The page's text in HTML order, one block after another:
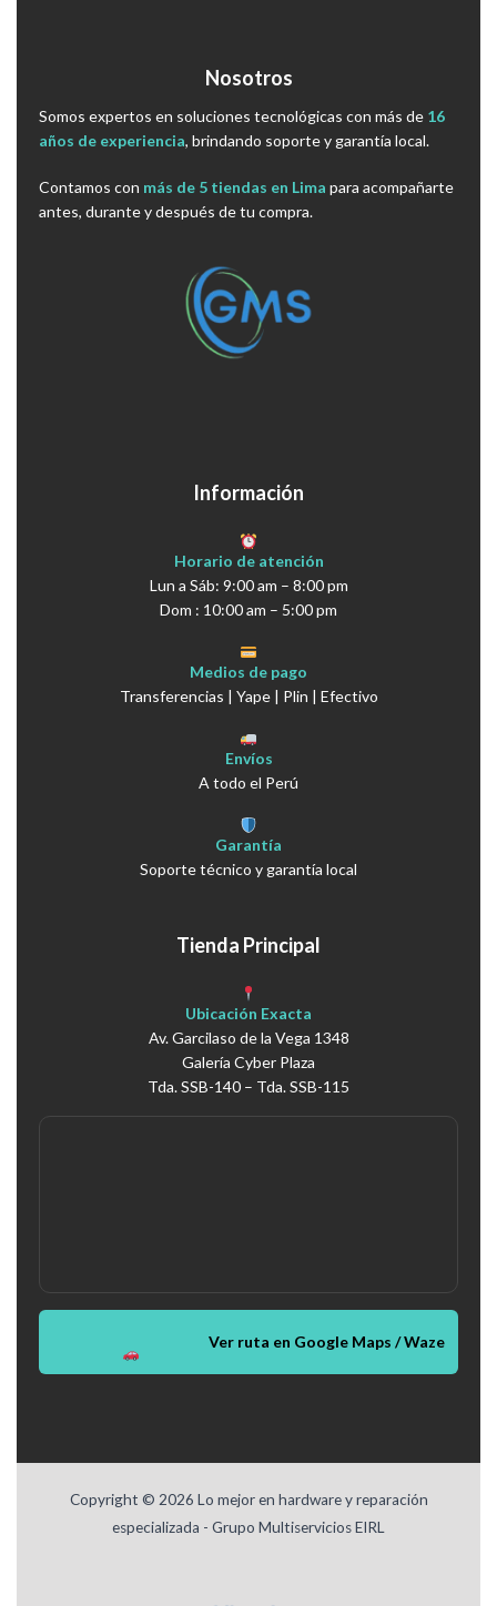
Nosotros
Somos expertos en soluciones tecnológicas con más de 16
años de experiencia, brindando soporte y garantía local.
Contamos con más de 5 tiendas en Lima para acompañarte
antes, durante y después de tu compra.
Información
Horario de atención
Lun a Sáb: 9:00 am – 8:00 pm
Dom : 10:00 am – 5:00 pm
Medios de pago
Transferencias | Yape | Plin | Efectivo
Envíos
A todo el Perú
Garantía
Soporte técnico y garantía local
Tienda Principal
Ubicación Exacta
Av. Garcilaso de la Vega 1348
Galería Cyber Plaza
Tda. SSB-140 – Tda. SSB-115
Ver ruta en Google Maps / Waze
Copyright © 2026 Lo mejor en hardware y reparación
especializada - Grupo Multiservicios EIRL